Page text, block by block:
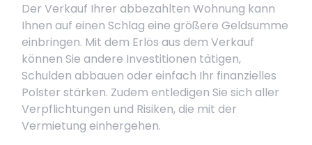
Der Verkauf Ihrer abbezahlten Wohnung kann
Ihnen auf einen Schlag eine größere Geldsumme
einbringen. Mit dem Erlös aus dem Verkauf
können Sie andere Investitionen tätigen,
Schulden abbauen oder einfach Ihr finanzielles
Polster stärken. Zudem entledigen Sie sich aller
Verpflichtungen und Risiken, die mit der
Vermietung einhergehen.